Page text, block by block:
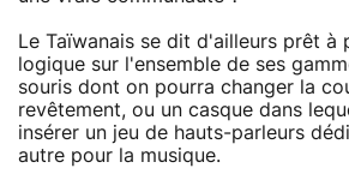
Le Taïwanais se dit d'ailleurs prêt à
logique sur l'ensemble de ses
souris dont on pourra changer la
revêtement, ou un casque dans
insérer un jeu de hauts-parleurs
autre pour la musique.